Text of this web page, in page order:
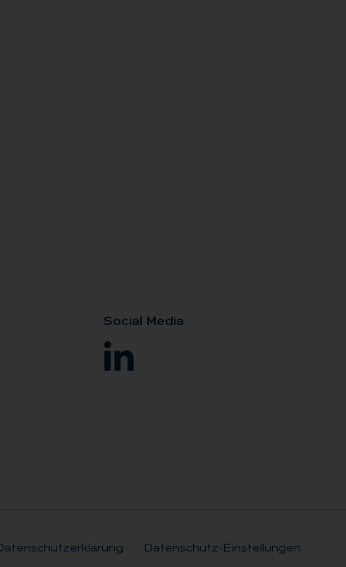
So­ci­al Me­dia
Datenschutz-Einstellungen